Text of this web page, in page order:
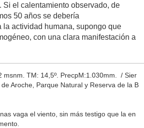
Si el calentamiento observado, de
50 años se debería
la actividad humana, supongo que
con una clara manifestación a
msnm. TM: 14,5º. PrecpM:1.030mm. / Sier
Aroche, Parque Natural y Reserva de la B
vaga el viento, sin más testigo que la en